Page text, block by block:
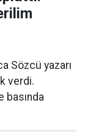
Sözcü yazarı
verdi.
basında